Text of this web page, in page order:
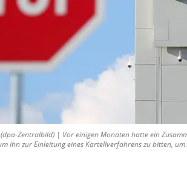
Zentralbild) | Vor einigen Monaten hatte ein
ihn zur Einleitung eines Kartellverfahrens zu bitten,